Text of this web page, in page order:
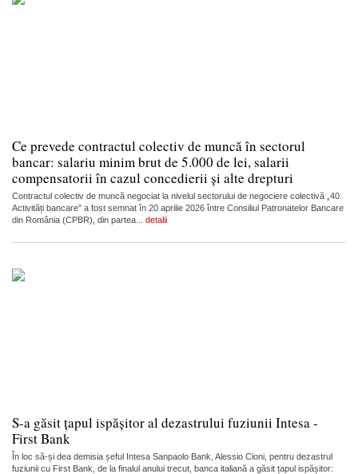
Ce prevede contractul colectiv de muncă în sectorul
bancar: salariu minim brut de 5.000 de lei, salarii
compensatorii în cazul concedierii și alte drepturi
Contractul colectiv de muncă negociat la nivelul sectorului de negociere colectivă „40.
Activități bancare” a fost semnat în 20 aprilie 2026 între Consiliul Patronatelor Bancare
din România (CPBR), din partea... detalii
S-a găsit țapul ispășitor al dezastrului fuziunii Intesa -
First Bank
În loc să-și dea demisia șeful Intesa Sanpaolo Bank, Alessio Cioni, pentru dezastrul
fuziunii cu First Bank, de la finalul anului trecut, banca italiană a găsit țapul ispășitor: